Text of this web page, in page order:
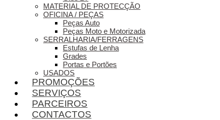
MATERIAL DE PROTECÇÃO
OFICINA / PEÇAS
Peças Auto
Peças Moto e Motorizada
SERRALHARIA/FERRAGENS
Estufas de Lenha
Grades
Portas e Portões
USADOS
PROMOÇÕES
SERVIÇOS
PARCEIROS
CONTACTOS